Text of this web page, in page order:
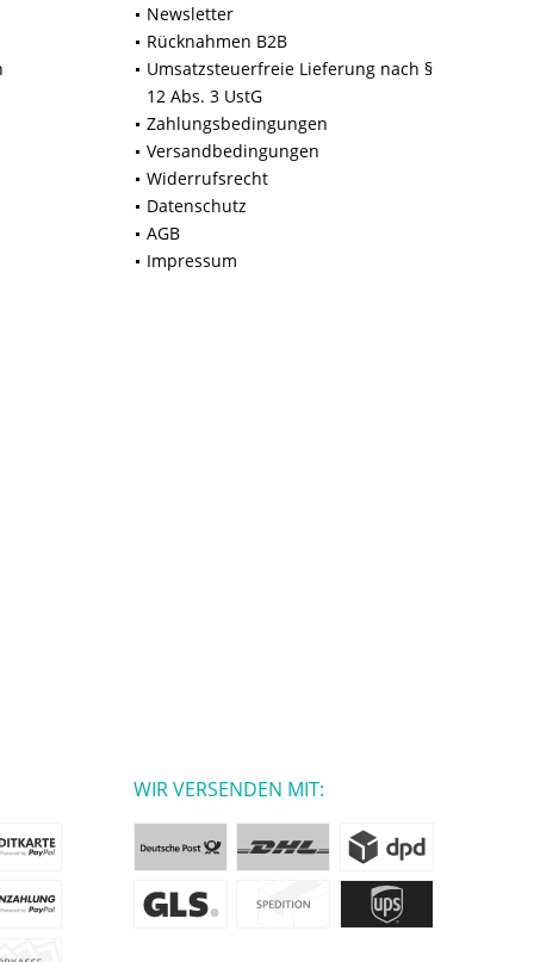
Newsletter
Rücknahmen B2B
Umsatzsteuerfreie Lieferung nach §
12 Abs. 3 UstG
Zahlungsbedingungen
Versandbedingungen
Widerrufsrecht
Datenschutz
AGB
Impressum
WIR VERSENDEN MIT: